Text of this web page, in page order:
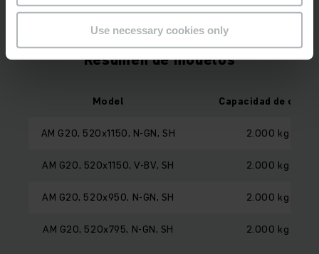
Use necessary cookies only
Resumen de modelos
Model Capacidad de carga
AM G20, 520x1150, N-GN, SH 2.000 kg
AM G20, 520x1150, V-BV, SH 2.000 kg
AM G20, 520x950, N-GN, SH 2.000 kg
AM G20, 520x795, N-GN, SH 2.000 kg